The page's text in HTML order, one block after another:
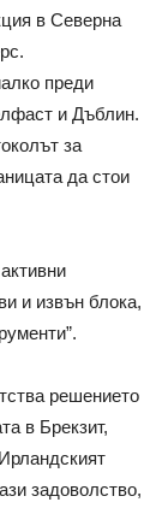
в Северна
преди
и Дъблин.
за
да стои
и извън блока,
решението
в Брекзит,
задоволство,